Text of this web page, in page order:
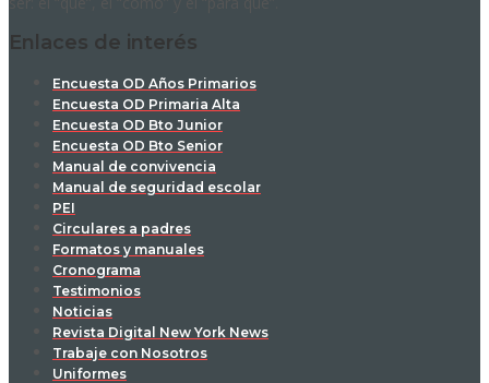
Enlaces de interés
Encuesta OD Años Primarios
Encuesta OD Primaria Alta
Encuesta OD Bto Junior
Encuesta OD Bto Senior
Manual de convivencia
Manual de seguridad escolar
PEI
Circulares a padres
Formatos y manuales
Cronograma
Testimonios
Noticias
Revista Digital New York News
Trabaje con Nosotros
Uniformes